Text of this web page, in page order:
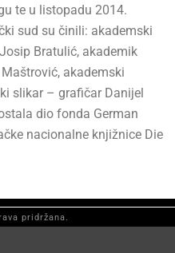
te u listopadu 2014.
sud su činili: akademski
Bratulić, akademik
akademski
slikar – grafičar Danijel
dio fonda German
nacionalne knjižnice Die
pridržana.